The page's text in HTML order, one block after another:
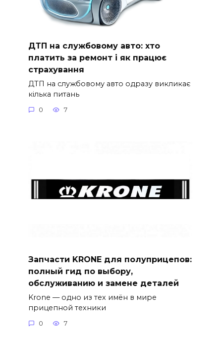
ДТП на службовому авто: хто
платить за ремонт і як працює
страхування
ДТП на службовому авто одразу викликає
кілька питань
0 7
Запчасти KRONE для полуприцепов:
полный гид по выбору,
обслуживанию и замене деталей
Krone — одно из тех имён в мире
прицепной техники
0 7